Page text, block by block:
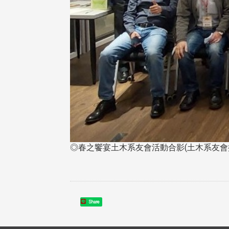
◎春之饗宴土木系友會活動合影(土木系友
Share